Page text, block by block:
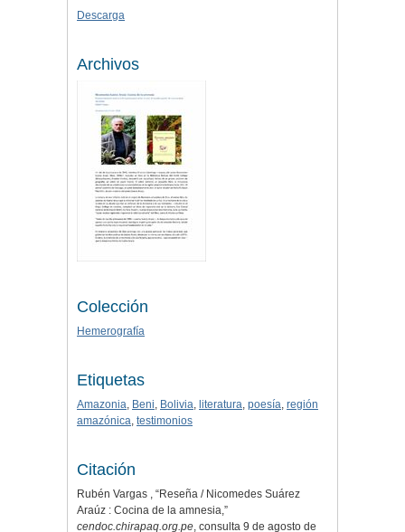
Descarga
Archivos
Colección
Hemerografía
Etiquetas
Amazonia, Beni, Bolivia, literatura, poesía, región
amazónica, testimonios
Citación
Rubén Vargas , “Reseña / Nicomedes Suárez
Araúz : Cocina de la amnesia,”
cendoc.chirapaq.org.pe, consulta 9 de agosto de